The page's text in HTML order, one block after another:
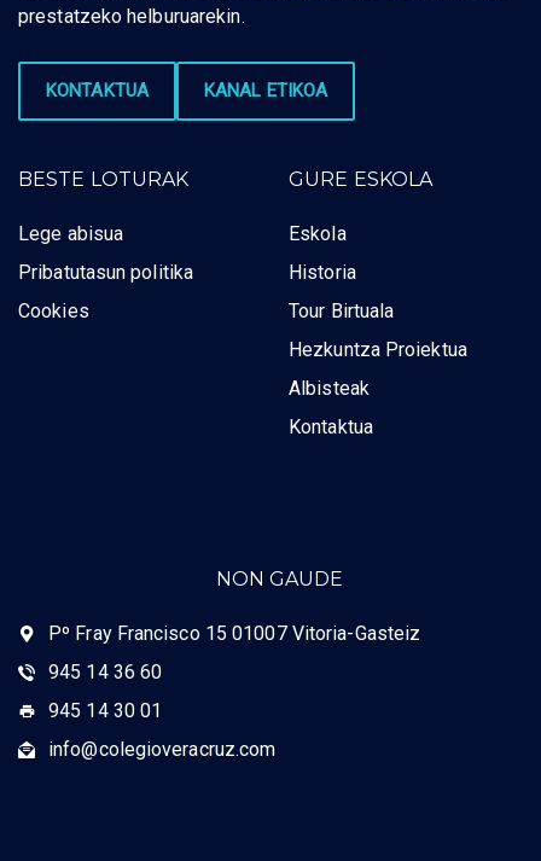
prestatzeko helburuarekin.
KONTAKTUA KANAL ETIKOA
BESTE LOTURAK
Lege abisua
Pribatutasun politika
Cookies
GURE ESKOLA
Eskola
Historia
Tour Birtuala
Hezkuntza Proiektua
Albisteak
Kontaktua
NON GAUDE
Pº Fray Francisco 15 01007 Vitoria-Gasteiz
945 14 36 60
945 14 30 01
info@colegioveracruz.com